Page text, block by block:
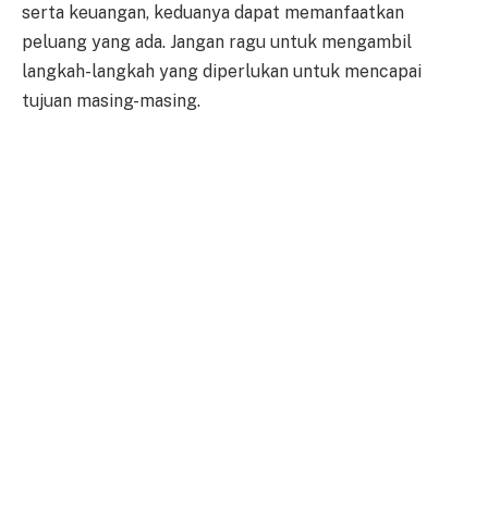
serta keuangan, keduanya dapat memanfaatkan
peluang yang ada. Jangan ragu untuk mengambil
langkah-langkah yang diperlukan untuk mencapai
tujuan masing-masing.